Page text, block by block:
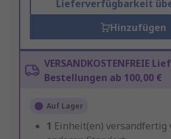
Lieferverfügbarkeit
Hinzufügen
VERSANDKOSTENFREIE
Bestellungen ab 100,00 €
Auf Lager
1 Einheit(en) versandfertig